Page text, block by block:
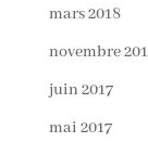
mars 2018
novembre
juin 2017
mai 2017